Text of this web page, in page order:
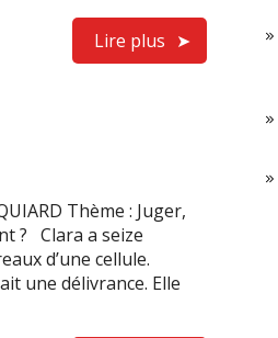
Lire plus
Thème : Juger,
? Clara a seize
d’une cellule.
une délivrance. Elle